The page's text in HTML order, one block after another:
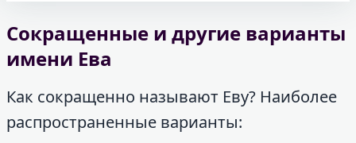
Сокращенные и другие варианты
имени Ева
Как сокращенно называют Еву? Наиболее
распространенные варианты: